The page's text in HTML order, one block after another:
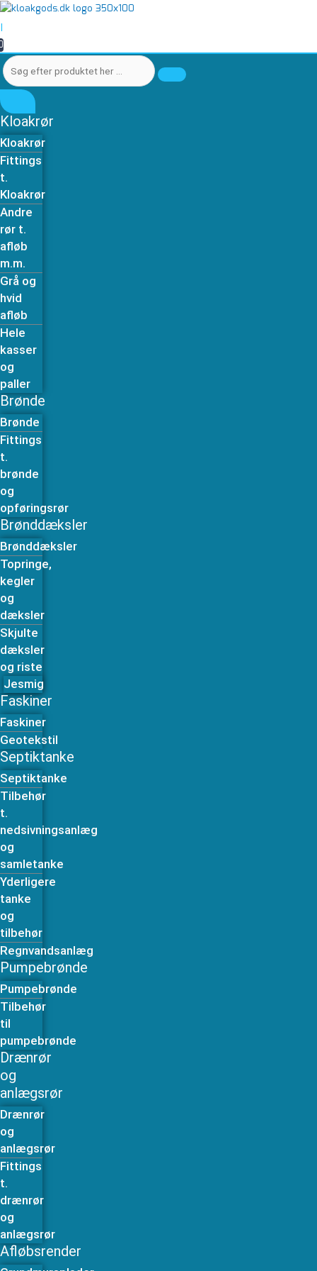
Gå
til
indholdet
|
Søg
produktet
her
…
Kloakrør
Kloakrør
Fittings
t.
Kloakrør
Andre
rør t.
afløb
m.m.
Grå og
hvid
afløb
Hele
kasser
og
paller
Brønde
Brønde
Fittings
t.
brønde
og
opføringsrør
Brønddæksler
Brønddæksler
Topringe,
kegler
og
dæksler
Skjulte
dæksler
og riste
Jesmig
Faskiner
Faskiner
Geotekstil
Septiktanke
Septiktanke
Tilbehør
t.
nedsivningsanlæg
og
samletanke
Yderligere
tanke
og
tilbehør
Regnvandsanlæg
Pumpebrønde
Pumpebrønde
Tilbehør
til
pumpebrønde
Drænrør
og
anlægsrør
Drænrør
og
anlægsrør
Fittings
t.
drænrør
og
anlægsrør
Afløbsrender
Søg
produktet
her
…
Rør
50-
1000mm
hvid
antal